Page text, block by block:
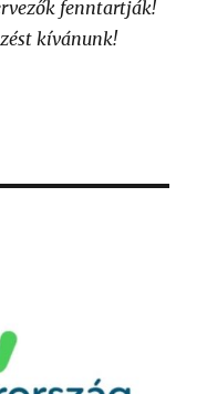
fenntartják!
kívánunk!